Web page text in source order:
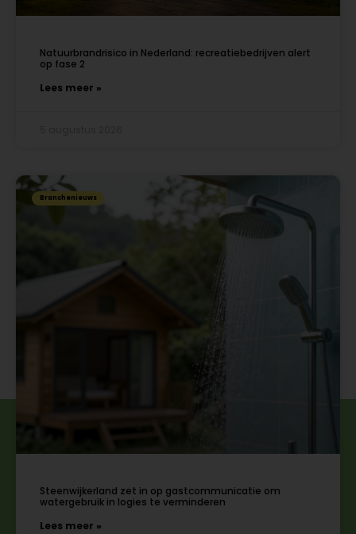
Natuurbrandrisico in Nederland: recreatiebedrijven alert
op fase 2
Lees meer »
Branchenieuws
Steenwijkerland zet in op gastcommunicatie om
watergebruik in logies te verminderen
Lees meer »